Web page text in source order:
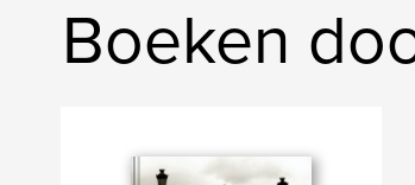
Boeken